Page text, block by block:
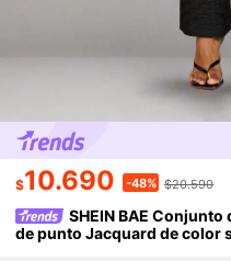
$10.690 -48% $20.590
SHEIN BAE
de punto Jacquard de color